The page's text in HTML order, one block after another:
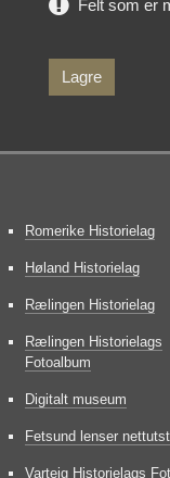
Felt som er
Romerike Historielag
Høland Historielag
Rælingen Historielag
Rælingen Historielags
Fotoalbum
Digitalt museum
Fetsund lenser
Varteig Historielags